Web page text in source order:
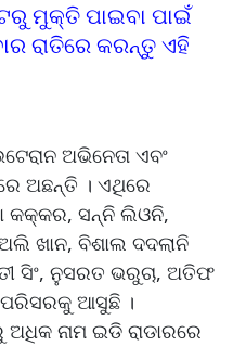
ମୁକ୍ତି ପାଇବା ପାଇଁ
ରାତିରେ କରନ୍ତୁ ଏହି
ଅଭିନେତା ଏବଂ
ଅଛନ୍ତି । ଏଥିରେ
କକ୍କର, ସନ୍ନି ଲିଓନି,
ଖାନ, ବିଶାଲ ଦଦଲାନି
ସିଂ, ନୁସରତ ଭରୁଚା, ଅତିଫ
ଆସୁଛି ।
ନାମ ଇଡି ରାଡାରରେ